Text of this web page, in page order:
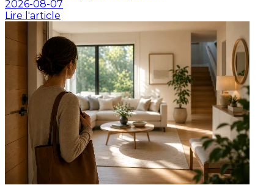
2026-08-07
Lire l'article